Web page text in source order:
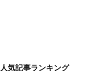
人気記事ランキング